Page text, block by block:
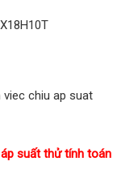
suất thử tính toán